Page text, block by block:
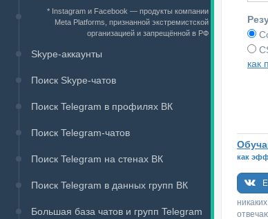
как
как
* Instagram и Facebook — продукты компании
Meta Platforms, признанной экстремистской
организацией и запрещённой в РФ
Skype-аккаунты
Поиск Skype-чатов
Поиск Telegram в профилях ВК
Поиск Telegram-чатов
Поиск Telegram на стенах ВК
Поиск Telegram в данных групп ВК
Большая база чатов и групп Telegram